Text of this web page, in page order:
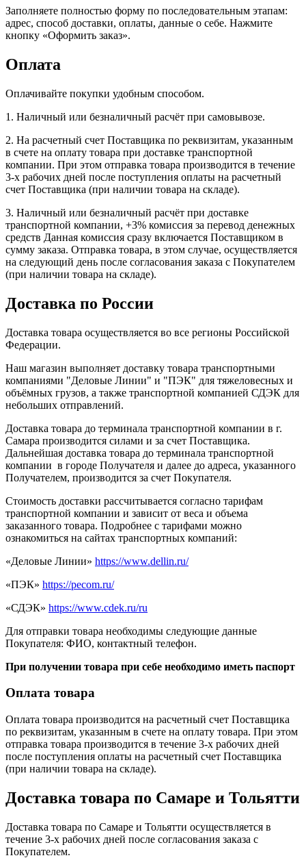
Заполняете полностью форму по последовательным этапам:
адрес, способ доставки, оплаты, данные о себе. Нажмите
кнопку «Оформить заказ».
Оплата
Оплачивайте покупки удобным способом.
1. Наличный или безналичный расчёт при самовывозе.
2. На расчетный счет Поставщика по реквизитам, указанным
в счете на оплату товара при доставке транспортной
компании. При этом отправка товара производится в течение
3-х рабочих дней после поступления оплаты на расчетный
счет Поставщика (при наличии товара на складе).
3. Наличный или безналичный расчёт при доставке
транспортной компании, +3% комиссия за перевод денежных
средств Данная комиссия сразу включается Поставщиком в
сумму заказа. Отправка товара, в этом случае, осуществляется
на следующий день после согласования заказа с Покупателем
(при наличии товара на складе).
Доставка по России
Доставка товара осуществляется во все регионы Российской
Федерации.
Наш магазин выполняет доставку товара транспортными
компаниями "Деловые Линии" и "ПЭК" для тяжеловесных и
объёмных грузов, а также транспортной компанией СДЭК для
небольших отправлений.
Доставка товара до терминала транспортной компании в г.
Самара производится силами и за счет Поставщика.
Дальнейшая доставка товара до терминала транспортной
компании в городе Получателя и далее до адреса, указанного
Получателем, производится за счет Покупателя.
Стоимость доставки рассчитывается согласно тарифам
транспортной компании и зависит от веса и объема
заказанного товара. Подробнее с тарифами можно
ознакомиться на сайтах транспортных компаний:
«Деловые Линии» https://www.dellin.ru/
«ПЭК» https://pecom.ru/
«СДЭК» https://www.cdek.ru/ru
Для отправки товара необходимы следующие данные
Покупателя: ФИО, контактный телефон.
При получении товара при себе необходимо иметь паспорт
Оплата товара
Оплата товара производится на расчетный счет Поставщика
по реквизитам, указанным в счете на оплату товара. При этом
отправка товара производится в течение 3-х рабочих дней
после поступления оплаты на расчетный счет Поставщика
(при наличии товара на складе).
Доставка товара по Самаре и Тольятти
Доставка товара по Самаре и Тольятти осуществляется в
течение 3-х рабочих дней после согласования заказа с
Покупателем.